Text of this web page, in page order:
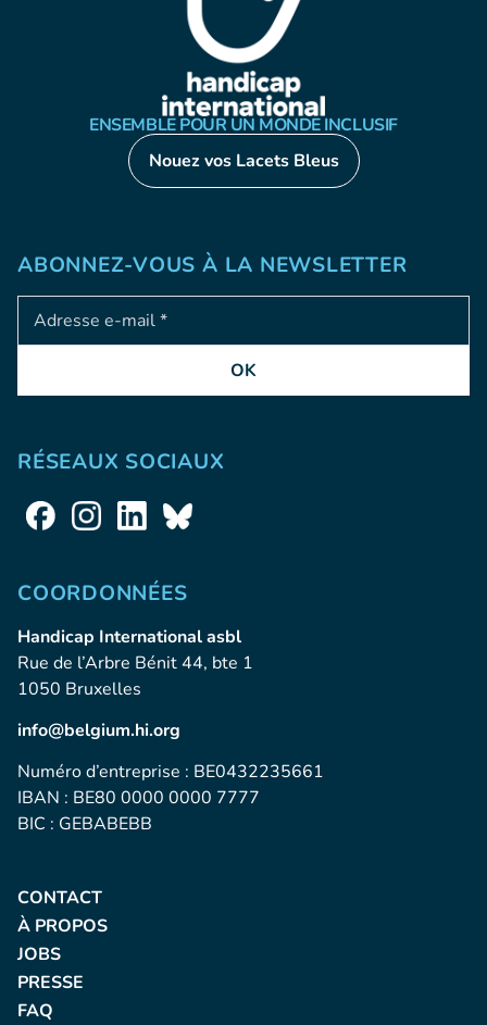
ENSEMBLE POUR UN MONDE INCLUSIF
Nouez vos Lacets Bleus
ABONNEZ-VOUS À LA NEWSLETTER
Adresse e-mail
OK
RÉSEAUX SOCIAUX
COORDONNÉES
Handicap International asbl
Rue de l’Arbre Bénit 44, bte 1
1050 Bruxelles
info@belgium.hi.org
Numéro d’entreprise : BE0432235661
IBAN : BE80 0000 0000 7777
BIC : GEBABEBB
CONTACT
À PROPOS
JOBS
PRESSE
FAQ